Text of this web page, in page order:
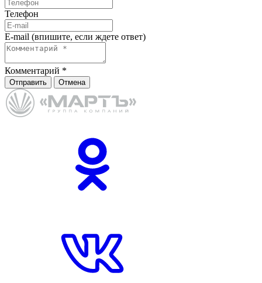
Телефон
E-mail (впишите, если ждете ответ)
Комментарий *
Отправить Отмена